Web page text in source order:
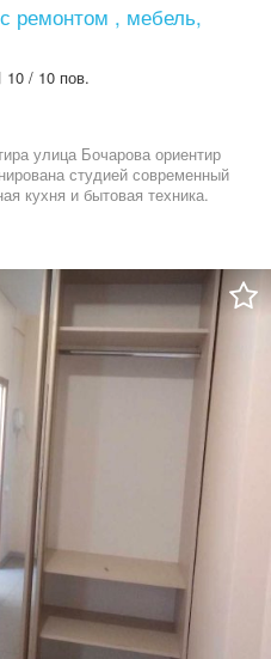
ремонтом , мебель,
10 / 10 пов.
улица Бочарова ориентир
студией современный
кухня и бытовая техника.
квартира свободна,